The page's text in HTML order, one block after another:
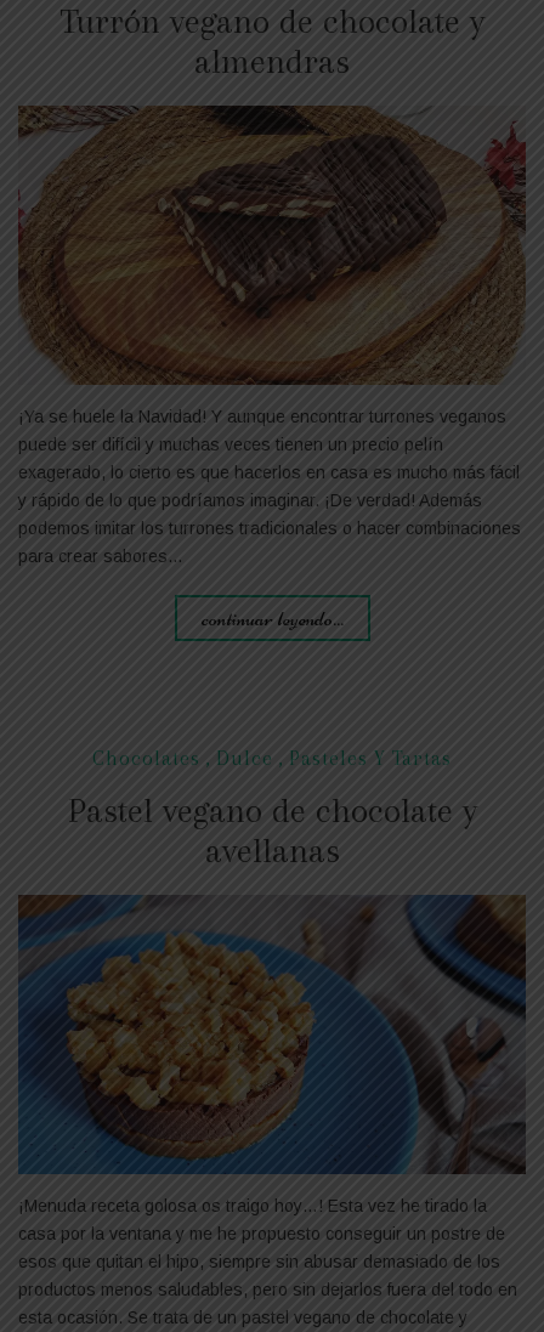
Turrón vegano de chocolate y
almendras
¡Ya se huele la Navidad! Y aunque encontrar turrones veganos
puede ser difícil y muchas veces tienen un precio pelín
exagerado, lo cierto es que hacerlos en casa es mucho más fácil
y rápido de lo que podríamos imaginar. ¡De verdad! Además
podemos imitar los turrones tradicionales o hacer combinaciones
para crear sabores…
continuar leyendo...
Chocolates , Dulce , Pasteles Y Tartas
Pastel vegano de chocolate y
avellanas
¡Menuda receta golosa os traigo hoy…! Esta vez he tirado la
casa por la ventana y me he propuesto conseguir un postre de
esos que quitan el hipo, siempre sin abusar demasiado de los
productos menos saludables, pero sin dejarlos fuera del todo en
esta ocasión. Se trata de un pastel vegano de chocolate y